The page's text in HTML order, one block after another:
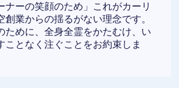
ナーの笑顔のため」これがカーリ
創業からの揺るがない理念です。
ために、全身全霊をかたむけ、い
ことなく注ぐことをお約束しま